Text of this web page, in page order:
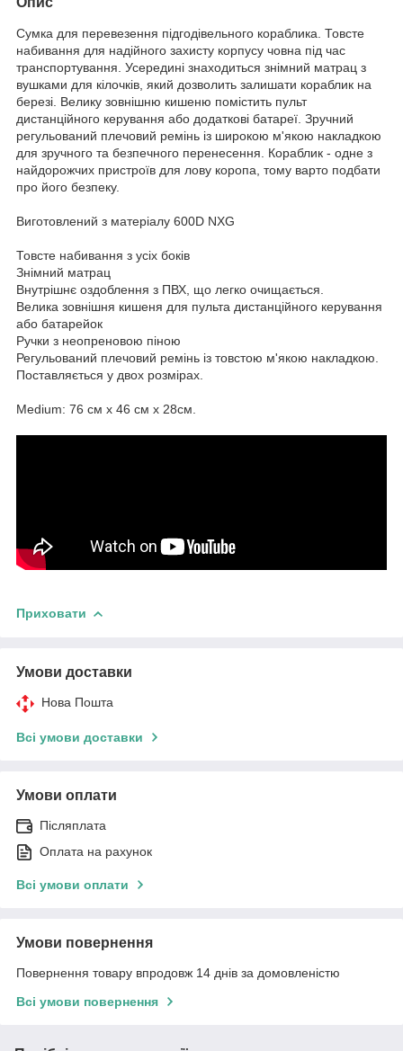
Сумка для перевезення підгодівельного кораблика. Товсте
набивання для надійного захисту корпусу човна під час
транспортування. Усередині знаходиться знімний матрац з
вушками для кілочків, який дозволить залишати кораблик на
березі. Велику зовнішню кишеню помістить пульт
дистанційного керування або додаткові батареї. Зручний
регульований плечовий ремінь із широкою м'якою накладкою
для зручного та безпечного перенесення. Кораблик - одне з
найдорожчих пристроїв для лову коропа, тому варто подбати
про його безпеку.
Виготовлений з матеріалу 600D NXG
Товсте набивання з усіх боків
Знімний матрац
Внутрішнє оздоблення з ПВХ, що легко очищається.
Велика зовнішня кишеня для пульта дистанційного керування
або батарейок
Ручки з неопреновою піною
Регульований плечовий ремінь із товстою м'якою накладкою.
Поставляється у двох розмірах.
Medium: 76 см x 46 см x 28см.
Приховати
Умови доставки
Нова Пошта
Всі умови доставки
Умови оплати
Післяплата
Оплата на рахунок
Всі умови оплати
Умови повернення
Повернення товару впродовж 14 днів за домовленістю
Всі умови повернення